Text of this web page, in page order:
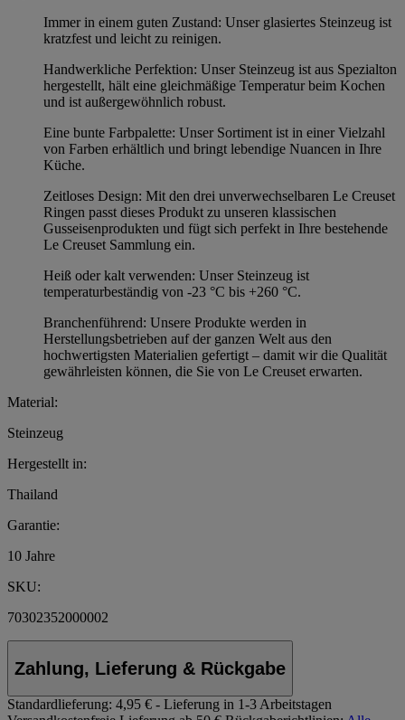
Immer in einem guten Zustand: Unser glasiertes Steinzeug ist
kratzfest und leicht zu reinigen.
Handwerkliche Perfektion: Unser Steinzeug ist aus Spezialton
hergestellt, hält eine gleichmäßige Temperatur beim Kochen
und ist außergewöhnlich robust.
Eine bunte Farbpalette: Unser Sortiment ist in einer Vielzahl
von Farben erhältlich und bringt lebendige Nuancen in Ihre
Küche.
Zeitloses Design: Mit den drei unverwechselbaren Le Creuset
Ringen passt dieses Produkt zu unseren klassischen
Gusseisenprodukten und fügt sich perfekt in Ihre bestehende
Le Creuset Sammlung ein.
Heiß oder kalt verwenden: Unser Steinzeug ist
temperaturbeständig von -23 °C bis +260 °C.
Branchenführend: Unsere Produkte werden in
Herstellungsbetrieben auf der ganzen Welt aus den
hochwertigsten Materialien gefertigt – damit wir die Qualität
gewährleisten können, die Sie von Le Creuset erwarten.
Material:
Steinzeug
Hergestellt in:
Thailand
Garantie:
10 Jahre
SKU:
70302352000002
Zahlung, Lieferung & Rückgabe
Standardlieferung: 4,95 € - Lieferung in 1-3 Arbeitstagen